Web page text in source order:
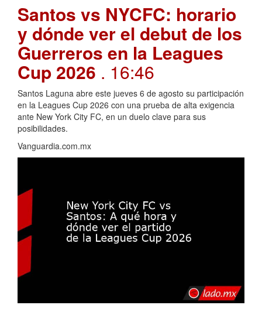
Santos vs NYCFC: horario
y dónde ver el debut de los
Guerreros en la Leagues
Cup 2026 . 16:46
Santos Laguna abre este jueves 6 de agosto su participación
en la Leagues Cup 2026 con una prueba de alta exigencia
ante New York City FC, en un duelo clave para sus
posibilidades.
Vanguardia.com.mx